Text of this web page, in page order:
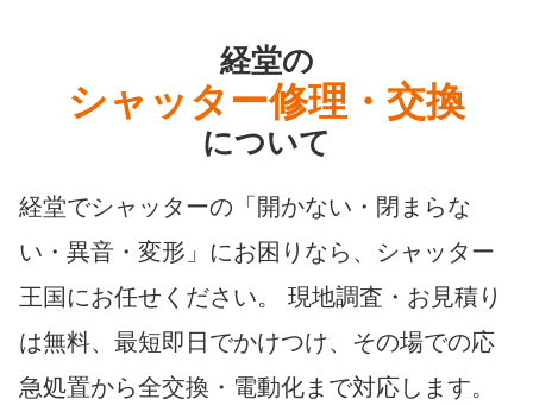
経堂の
シャッター修理・交換
について
経堂でシャッターの「開かない・閉まらな
い・異音・変形」にお困りなら、シャッター
王国にお任せください。 現地調査・お見積り
は無料、最短即日でかけつけ、その場での応
急処置から全交換・電動化まで対応します。